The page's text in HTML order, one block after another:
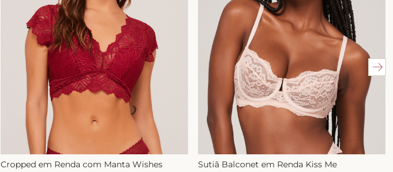
Cropped em Renda com Manta Wishes
Sutiã Balconet em Renda Kiss Me